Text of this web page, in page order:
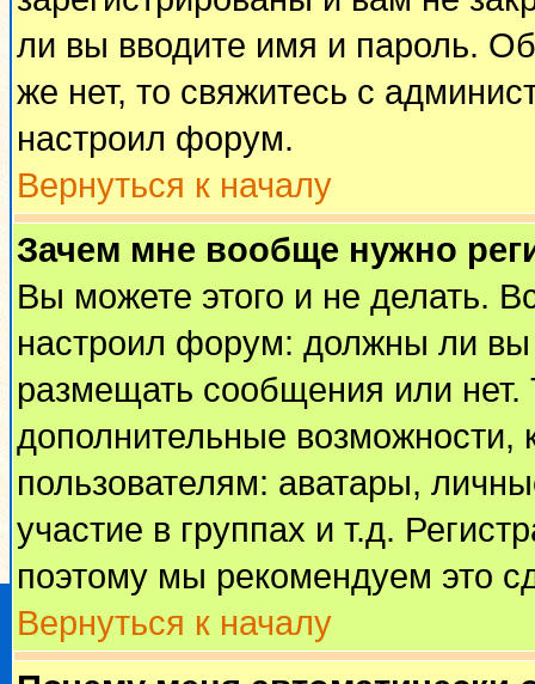
ли вы вводите имя и пароль.
же нет, то свяжитесь с
настроил форум.
Вернуться к началу
Зачем мне вообще нужно
Вы можете этого и не делать.
настроил форум: должны ли вы
размещать сообщения или
дополнительные
пользователям: аватары,
участие в группах и т.д.
поэтому мы рекомендуем это
Вернуться к началу